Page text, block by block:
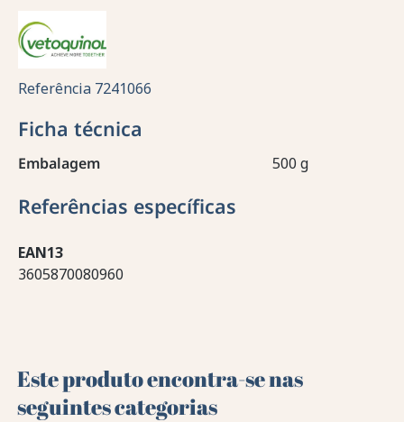
Referência 7241066
Ficha técnica
Embalagem 500 g
Referências específicas
EAN13
3605870080960
Este produto encontra-se nas
seguintes categorias